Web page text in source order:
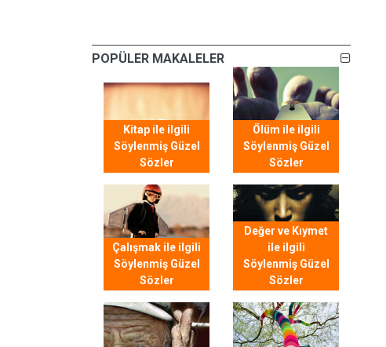
POPÜLER MAKALELER
Kitap ile ilgili
Söylenmiş Güzel
Sözler
Ölüm ile ilgili
Söylenmiş Güzel
Sözler
Çalışmak ile ilgili
Söylenmiş Güzel
Sözler
Değer ve Kıymet
ile ilgili
Söylenmiş Güzel
Sözler